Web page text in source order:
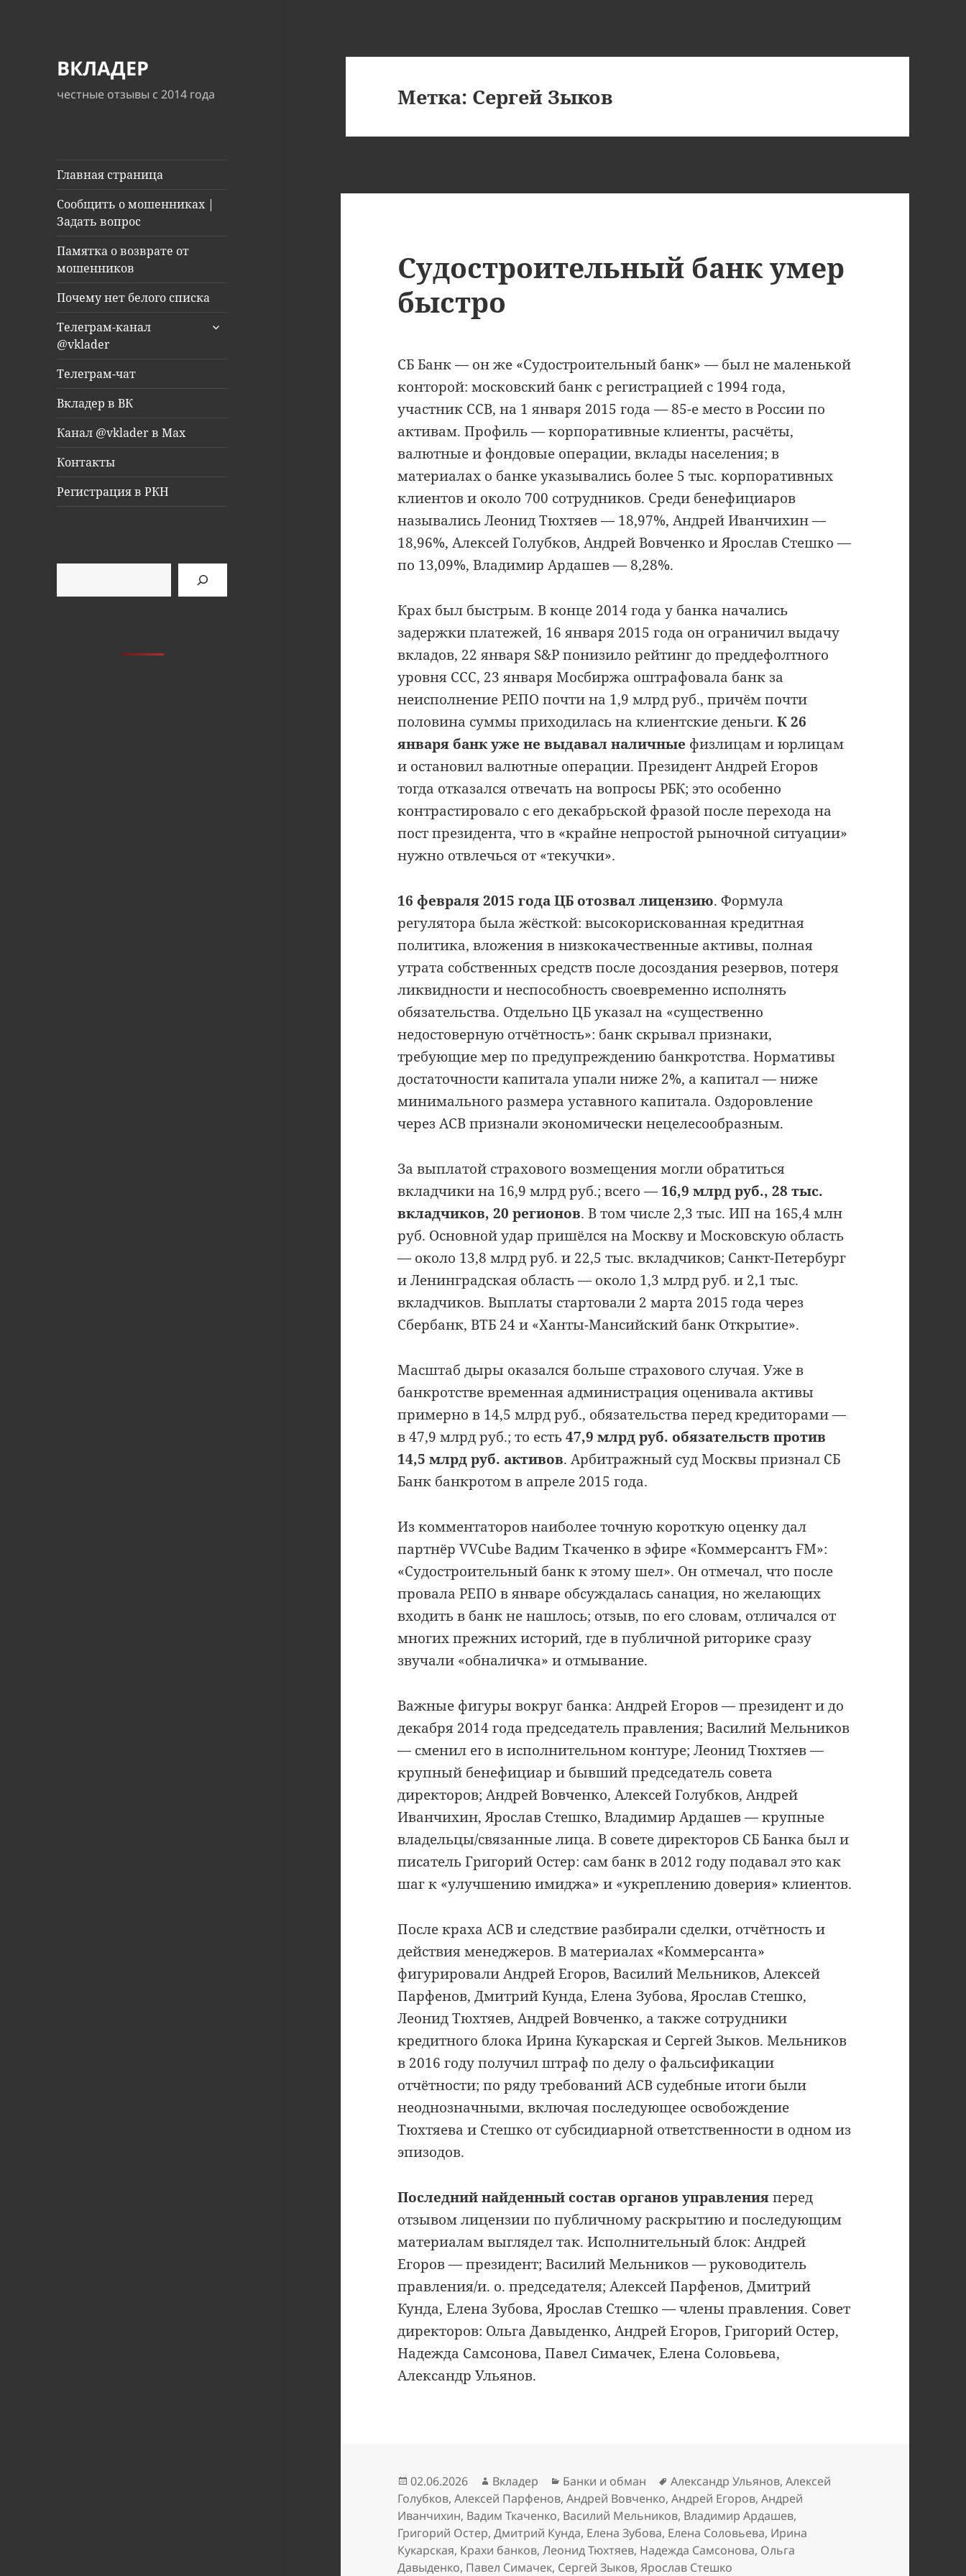
ВКЛАДЕР
честные отзывы с 2014 года
Главная страница
Сообщить о мошенниках |
Задать вопрос
Памятка о возврате от
мошенников
Почему нет белого списка
Телеграм-канал
@vklader
раскрыть
Телеграм-чат
Вкладер в ВК
Канал @vklader в Max
Контакты
Регистрация в РКН
Метка: Сергей Зыков
Судостроительный банк умер
быстро
СБ Банк — он же «Судостроительный банк» — был не маленькой
конторой: московский банк с регистрацией с 1994 года,
участник ССВ, на 1 января 2015 года — 85-е место в России по
активам. Профиль — корпоративные клиенты, расчёты,
валютные и фондовые операции, вклады населения; в
материалах о банке указывались более 5 тыс. корпоративных
клиентов и около 700 сотрудников. Среди бенефициаров
назывались Леонид Тюхтяев — 18,97%, Андрей Иванчихин —
18,96%, Алексей Голубков, Андрей Вовченко и Ярослав Стешко —
по 13,09%, Владимир Ардашев — 8,28%.
Крах был быстрым. В конце 2014 года у банка начались
задержки платежей, 16 января 2015 года он ограничил выдачу
вкладов, 22 января S&P понизило рейтинг до преддефолтного
уровня CCC, 23 января Мосбиржа оштрафовала банк за
неисполнение РЕПО почти на 1,9 млрд руб., причём почти
половина суммы приходилась на клиентские деньги.К 26
января банк уже не выдавал наличные физлицам и юрлицам
и остановил валютные операции. Президент Андрей Егоров
тогда отказался отвечать на вопросы РБК; это особенно
контрастировало с его декабрьской фразой после перехода на
пост президента, что в «крайне непростой рыночной ситуации»
нужно отвлечься от «текучки».
16 февраля 2015 года ЦБ отозвал лицензию. Формула
регулятора была жёсткой: высокорискованная кредитная
политика, вложения в низкокачественные активы, полная
утрата собственных средств после досоздания резервов, потеря
ликвидности и неспособность своевременно исполнять
обязательства. Отдельно ЦБ указал на «существенно
недостоверную отчётность»: банк скрывал признаки,
требующие мер по предупреждению банкротства. Нормативы
достаточности капитала упали ниже 2%, а капитал — ниже
минимального размера уставного капитала. Оздоровление
через АСВ признали экономически нецелесообразным.
За выплатой страхового возмещения могли обратиться
вкладчики на 16,9 млрд руб.; всего — 16,9 млрд руб., 28 тыс.
вкладчиков, 20 регионов. В том числе 2,3 тыс. ИП на 165,4 млн
руб. Основной удар пришёлся на Москву и Московскую область
— около 13,8 млрд руб. и 22,5 тыс. вкладчиков; Санкт-Петербург
и Ленинградская область — около 1,3 млрд руб. и 2,1 тыс.
вкладчиков. Выплаты стартовали 2 марта 2015 года через
Сбербанк, ВТБ 24 и «Ханты-Мансийский банк Открытие».
Масштаб дыры оказался больше страхового случая. Уже в
банкротстве временная администрация оценивала активы
примерно в 14,5 млрд руб., обязательства перед кредиторами —
в 47,9 млрд руб.; то есть47,9 млрд руб. обязательств против
14,5 млрд руб. активов. Арбитражный суд Москвы признал СБ
Банк банкротом в апреле 2015 года.
Из комментаторов наиболее точную короткую оценку дал
партнёр VVCube Вадим Ткаченко в эфире «Коммерсантъ FM»:
«Судостроительный банк к этому шел». Он отмечал, что после
провала РЕПО в январе обсуждалась санация, но желающих
входить в банк не нашлось; отзыв, по его словам, отличался от
многих прежних историй, где в публичной риторике сразу
звучали «обналичка» и отмывание.
Важные фигуры вокруг банка: Андрей Егоров — президент и до
декабря 2014 года председатель правления; Василий Мельников
— сменил его в исполнительном контуре; Леонид Тюхтяев —
крупный бенефициар и бывший председатель совета
директоров; Андрей Вовченко, Алексей Голубков, Андрей
Иванчихин, Ярослав Стешко, Владимир Ардашев — крупные
владельцы/связанные лица. В совете директоров СБ Банка был и
писатель Григорий Остер: сам банк в 2012 году подавал это как
шаг к «улучшению имиджа» и «укреплению доверия» клиентов.
После краха АСВ и следствие разбирали сделки, отчётность и
действия менеджеров. В материалах «Коммерсанта»
фигурировали Андрей Егоров, Василий Мельников, Алексей
Парфенов, Дмитрий Кунда, Елена Зубова, Ярослав Стешко,
Леонид Тюхтяев, Андрей Вовченко, а также сотрудники
кредитного блока Ирина Кукарская и Сергей Зыков. Мельников
в 2016 году получил штраф по делу о фальсификации
отчётности; по ряду требований АСВ судебные итоги были
неоднозначными, включая последующее освобождение
Тюхтяева и Стешко от субсидиарной ответственности в одном из
эпизодов.
Последний найденный состав органов управленияперед
отзывом лицензии по публичному раскрытию и последующим
материалам выглядел так. Исполнительный блок: Андрей
Егоров — президент; Василий Мельников — руководитель
правления/и. о. председателя; Алексей Парфенов, Дмитрий
Кунда, Елена Зубова, Ярослав Стешко — члены правления. Совет
директоров: Ольга Давыденко, Андрей Егоров, Григорий Остер,
Надежда Самсонова, Павел Симачек, Елена Соловьева,
Александр Ульянов.
Опубликовано
02.06.2026 Автор
Вкладер Рубрики
Банки и обман Метки
Александр Ульянов,Алексей
Голубков,Алексей Парфенов,Андрей Вовченко,Андрей Егоров,Андрей
Иванчихин, Вадим Ткаченко, Василий Мельников, Владимир Ардашев,
Григорий Остер,Дмитрий Кунда, Елена Зубова, Елена Соловьева, Ирина
Кукарская, Крахи банков,Леонид Тюхтяев, Надежда Самсонова, Ольга
Давыденко, Павел Симачек, Сергей Зыков,Ярослав Стешко